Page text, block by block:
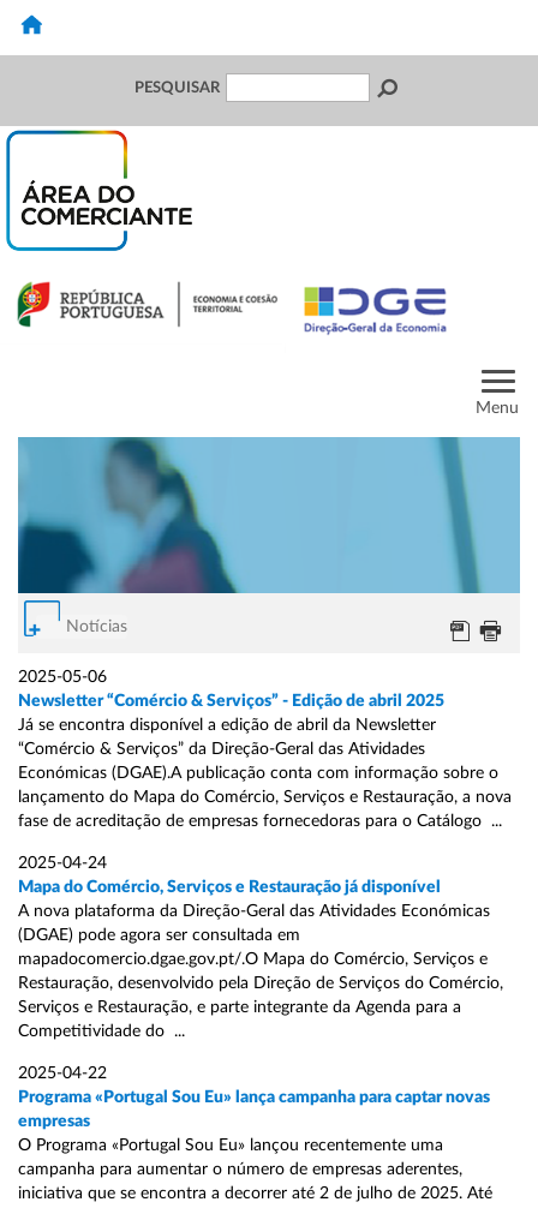
PESQUISAR
Menu
Notícias
2025-05-06
Newsletter “Comércio & Serviços” - Edição de abril 2025
Já se encontra disponível a edição de abril da Newsletter
“Comércio & Serviços” da Direção-Geral das Atividades
Económicas (DGAE).A publicação conta com informação sobre o
lançamento do Mapa do Comércio, Serviços e Restauração, a nova
fase de acreditação de empresas fornecedoras para o Catálogo ...
2025-04-24
Mapa do Comércio, Serviços e Restauração já disponível
A nova plataforma da Direção-Geral das Atividades Económicas
(DGAE) pode agora ser consultada em
mapadocomercio.dgae.gov.pt/.O Mapa do Comércio, Serviços e
Restauração, desenvolvido pela Direção de Serviços do Comércio,
Serviços e Restauração, e parte integrante da Agenda para a
Competitividade do ...
2025-04-22
Programa «Portugal Sou Eu» lança campanha para captar novas
empresas
O Programa «Portugal Sou Eu» lançou recentemente uma
campanha para aumentar o número de empresas aderentes,
iniciativa que se encontra a decorrer até 2 de julho de 2025. Até